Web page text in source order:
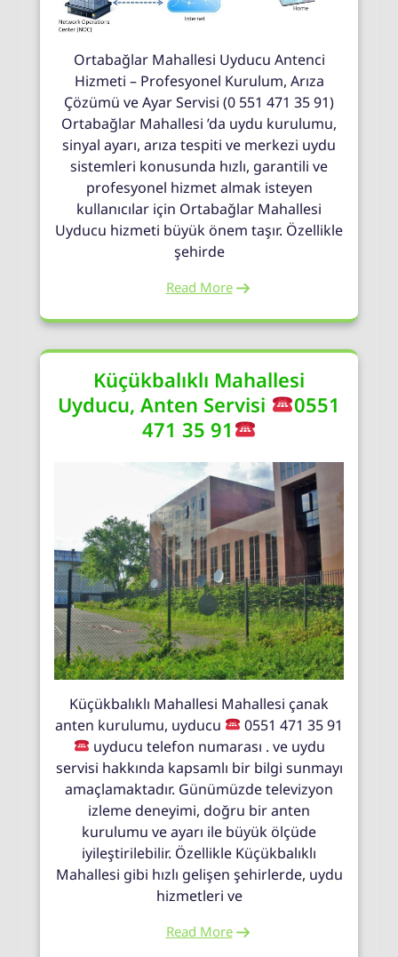
Ortabağlar Mahallesi Uyducu Antenci
Hizmeti – Profesyonel Kurulum, Arıza
Çözümü ve Ayar Servisi (0 551 471 35 91)
Ortabağlar Mahallesi ’da uydu kurulumu,
sinyal ayarı, arıza tespiti ve merkezi uydu
sistemleri konusunda hızlı, garantili ve
profesyonel hizmet almak isteyen
kullanıcılar için Ortabağlar Mahallesi
Uyducu hizmeti büyük önem taşır. Özellikle
şehirde
Read More
Küçükbalıklı Mahallesi
Uyducu, Anten Servisi
0551
471 35 91
Küçükbalıklı Mahallesi Mahallesi çanak
anten kurulumu, uyducu
0551 471 35 91
uyducu telefon numarası . ve uydu
servisi hakkında kapsamlı bir bilgi sunmayı
amaçlamaktadır. Günümüzde televizyon
izleme deneyimi, doğru bir anten
kurulumu ve ayarı ile büyük ölçüde
iyileştirilebilir. Özellikle Küçükbalıklı
Mahallesi gibi hızlı gelişen şehirlerde, uydu
hizmetleri ve
Read More